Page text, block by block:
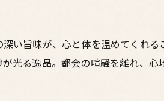
い旨味が、心と体を温めてくれる
光る逸品。都会の喧騒を離れ、心